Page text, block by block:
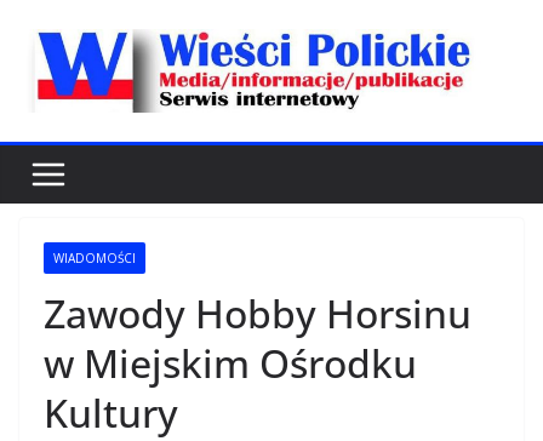
WIADOMOŚCI
Zawody Hobby Horsinu
w Miejskim Ośrodku
Kultury